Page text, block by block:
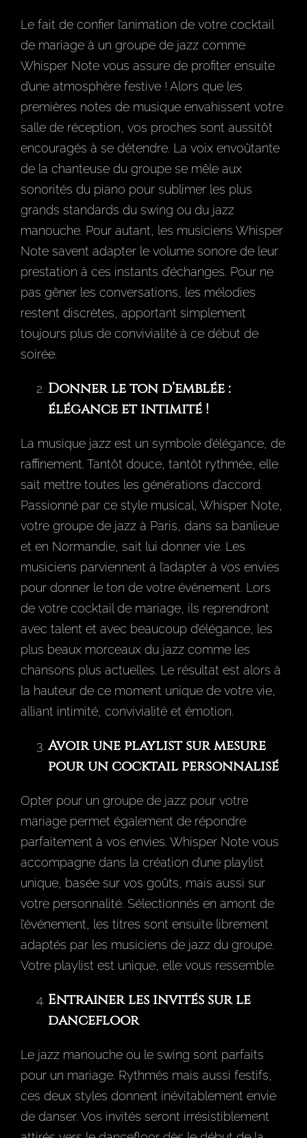
Le fait de confier l’animation de votre cocktail
de mariage à un groupe de jazz comme
Whisper Note vous assure de profiter ensuite
d’une atmosphère festive ! Alors que les
premières notes de musique envahissent votre
salle de réception, vos proches sont aussitôt
encouragés à se détendre. La voix envoûtante
de la chanteuse du groupe se mêle aux
sonorités du piano pour sublimer les plus
grands standards du swing ou du jazz
manouche. Pour autant, les musiciens Whisper
Note savent adapter le volume sonore de leur
prestation à ces instants d’échanges. Pour ne
pas gêner les conversations, les mélodies
restent discrètes, apportant simplement
toujours plus de convivialité à ce début de
soirée.
Donner le ton d’emblée :
élégance et intimité !
La musique jazz est un symbole d’élégance, de
raffinement. Tantôt douce, tantôt rythmée, elle
sait mettre toutes les générations d’accord.
Passionné par ce style musical, Whisper Note,
votre groupe de jazz à Paris, dans sa banlieue
et en Normandie, sait lui donner vie. Les
musiciens parviennent à l’adapter à vos envies
pour donner le ton de votre événement. Lors
de votre cocktail de mariage, ils reprendront
avec talent et avec beaucoup d’élégance, les
plus beaux morceaux du jazz comme les
chansons plus actuelles. Le résultat est alors à
la hauteur de ce moment unique de votre vie,
alliant intimité, convivialité et émotion.
Avoir une playlist sur mesure
pour un cocktail personnalisé
Opter pour un groupe de jazz pour votre
mariage permet également de répondre
parfaitement à vos envies. Whisper Note vous
accompagne dans la création d’une playlist
unique, basée sur vos goûts, mais aussi sur
votre personnalité. Sélectionnés en amont de
l’événement, les titres sont ensuite librement
adaptés par les musiciens de jazz du groupe.
Votre playlist est unique, elle vous ressemble.
Entraîner les invités sur le
dancefloor
Le jazz manouche ou le swing sont parfaits
pour un mariage. Rythmés mais aussi festifs,
ces deux styles donnent inévitablement envie
de danser. Vos invités seront irrésistiblement